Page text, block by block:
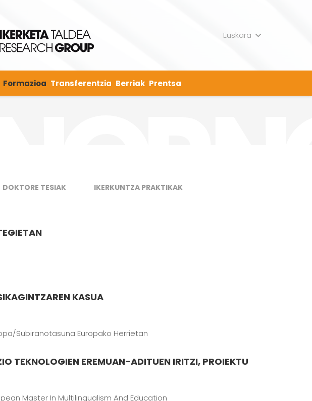
Euskara
Formazioa Transferentzia Berriak Prentsa
DOKTORE TESIAK IKERKUNTZA PRAKTIKAK
KASUA
Subiranotasuna Europako Herrietan
TEKNOLOGIEN EREMUAN-ADITUEN IRITZI, PROIEKTU
Master In Multilingualism And Education